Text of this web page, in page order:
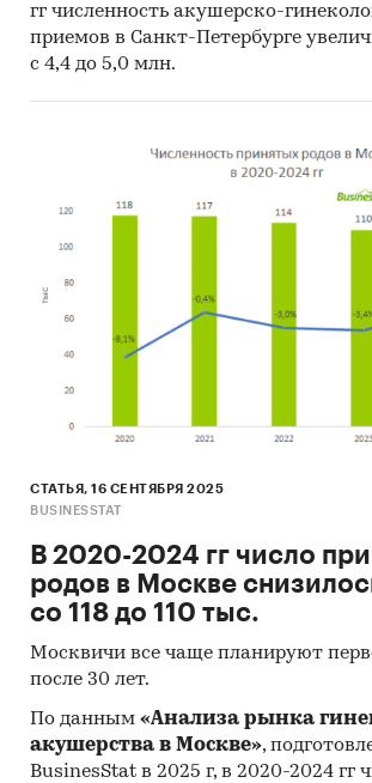
гг численность акушерско-
приемов в Санкт-Петербурге
с 4,4 до 5,0 млн.
СТАТЬЯ, 16 СЕНТЯБРЯ 2025
BUSINESSTAT
В 2020-2024 гг число
родов в Москве
со 118 до 110 тыс.
Москвичи все чаще планируют
после 30 лет.
По данным «Анализа рынка
акушерства в Москве»,
BusinesStat в 2025 г, в 2020-2024 гг